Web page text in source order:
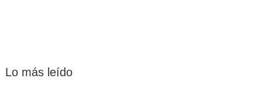
Lo más leído